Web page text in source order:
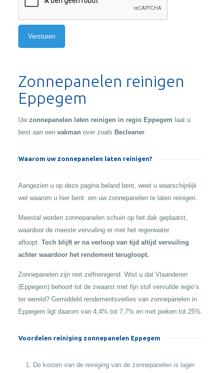
Zonnepanelen reinigen
Eppegem
Uw zonnepanelen laten reinigen in regio Eppegem laat u
best aan een vakman over zoals Becleaner.
Waarom uw zonnepanelen laten reinigen?
Aangezien u op deze pagina beland bent, weet u waarschijnlijk
wel waarom u hier bent: om uw zonnepanelen te laten reinigen.
Meestal worden zonnepanelen schuin op het dak geplaatst,
waardoor de meeste vervuiling er met het regenwater
afloopt. Toch blijft er na verloop van tijd altijd vervuiling
achter waardoor het rendement terugloopt.
Zonnepanelen zijn niet zelfreinigend. Wist u dat Vlaanderen
(Eppegem) behoort tot de zwaarst met fijn stof vervuilde regio’s
ter wereld? Gemiddeld rendementsverlies van zonnepanelen in
Eppegem ligt daarom van 4,4% tot 7,7% en met pieken tot 25%.
Voordelen reiniging zonnepanelen Eppegem
De kosten van de reiniging van de zonnepanelen is lager